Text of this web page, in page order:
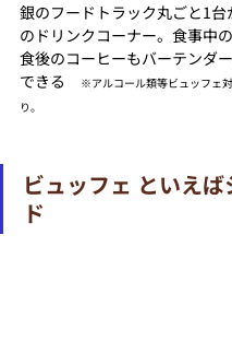
銀のフードトラック丸ごと1台
のドリンクコーナー。食事中
食後のコーヒーもバーテンダ
できる
※アルコール類等ビュッフェ
り。
ビュッフェ といえば
ド